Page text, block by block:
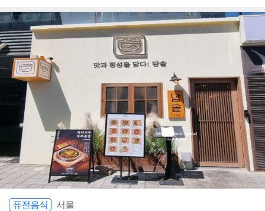
퓨전음식 서울